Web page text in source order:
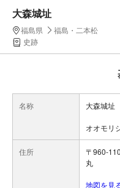
大森城址
福島県
福島・二本松
史跡
名称 大森城址
オオモリ
住所
〒960-
丸
地図を見